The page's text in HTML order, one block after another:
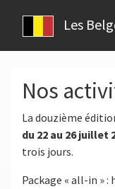
Les
Nos
La douzième
du 22 au 26 juillet
trois jours.
Package « all-in »